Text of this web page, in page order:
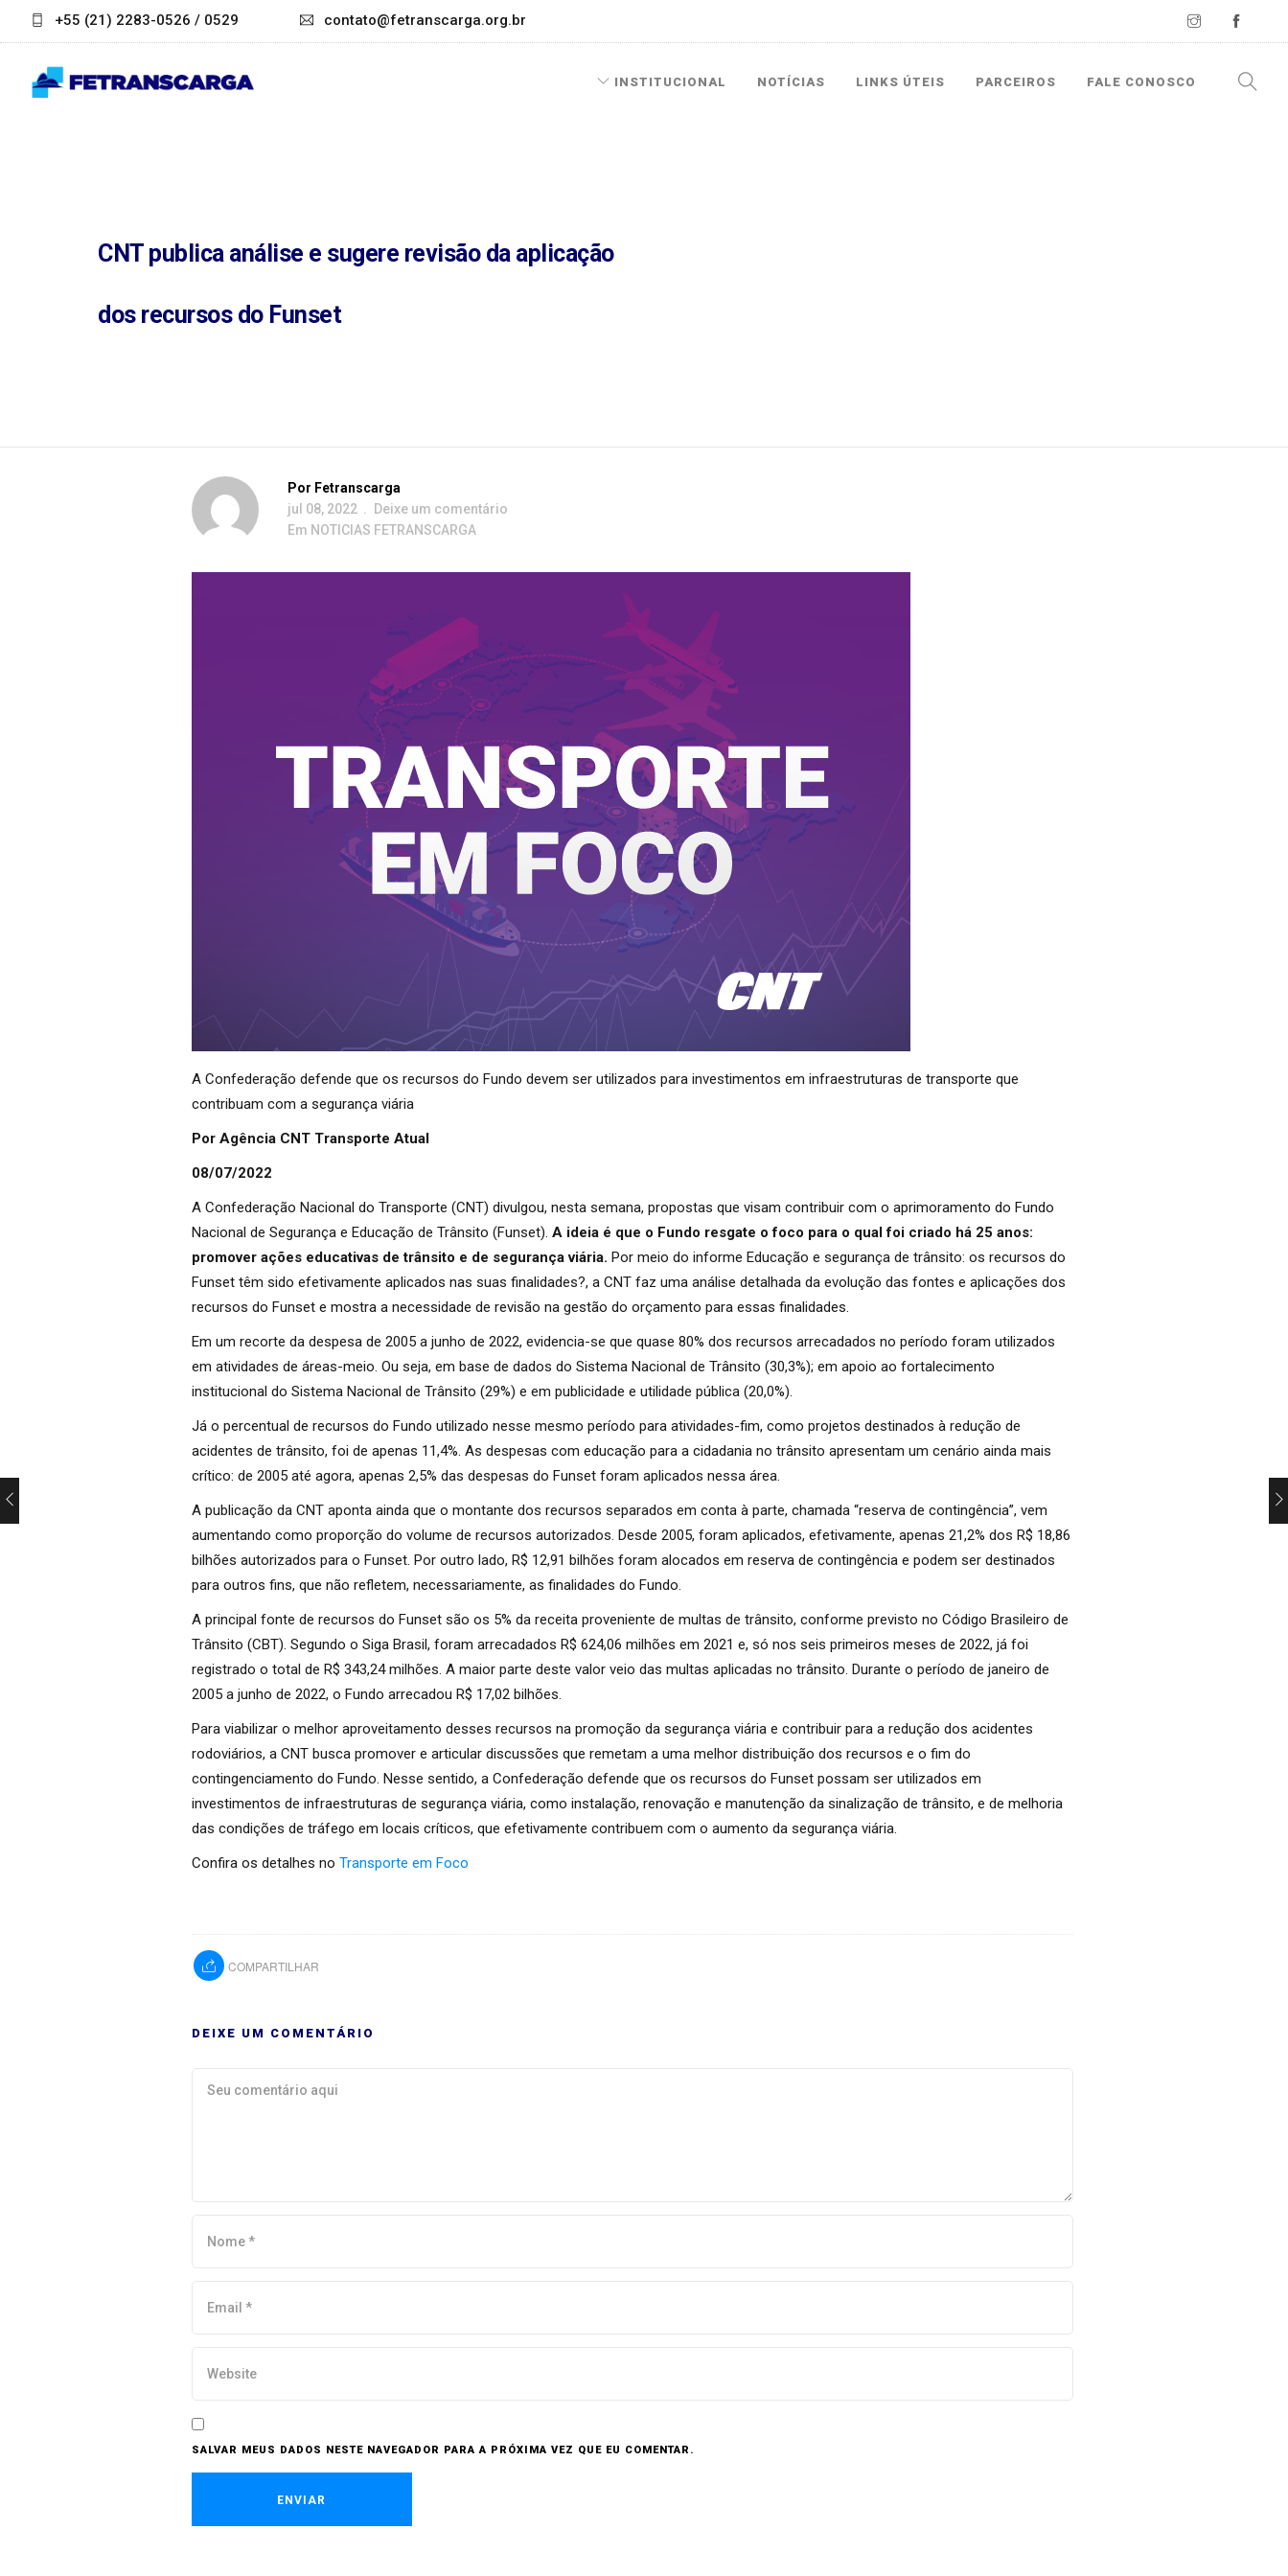
+55 (21) 2283-0526 / 0529 contato@fetranscarga.org.br
INSTITUCIONAL NOTÍCIAS LINKS ÚTEIS PARCEIROS FALE CONOSCO
CNT publica análise e sugere revisão da aplicação
dos recursos do Funset
Por Fetranscarga
jul 08, 2022
Deixe um comentário
Em NOTICIAS FETRANSCARGA
A Confederação defende que os recursos do Fundo devem ser utilizados para investimentos em infraestruturas de transporte que
contribuam com a segurança viária
Por Agência CNT Transporte Atual
08/07/2022
A Confederação Nacional do Transporte (CNT) divulgou, nesta semana, propostas que visam contribuir com o aprimoramento do Fundo
Nacional de Segurança e Educação de Trânsito (Funset). A ideia é que o Fundo resgate o foco para o qual foi criado há 25 anos:
promover ações educativas de trânsito e de segurança viária. Por meio do informe Educação e segurança de trânsito: os recursos do
Funset têm sido efetivamente aplicados nas suas finalidades?, a CNT faz uma análise detalhada da evolução das fontes e aplicações dos
recursos do Funset e mostra a necessidade de revisão na gestão do orçamento para essas finalidades.
Em um recorte da despesa de 2005 a junho de 2022, evidencia-se que quase 80% dos recursos arrecadados no período foram utilizados
em atividades de áreas-meio. Ou seja, em base de dados do Sistema Nacional de Trânsito (30,3%); em apoio ao fortalecimento
institucional do Sistema Nacional de Trânsito (29%) e em publicidade e utilidade pública (20,0%).
Já o percentual de recursos do Fundo utilizado nesse mesmo período para atividades-fim, como projetos destinados à redução de
acidentes de trânsito, foi de apenas 11,4%. As despesas com educação para a cidadania no trânsito apresentam um cenário ainda mais
crítico: de 2005 até agora, apenas 2,5% das despesas do Funset foram aplicados nessa área.
A publicação da CNT aponta ainda que o montante dos recursos separados em conta à parte, chamada “reserva de contingência”, vem
aumentando como proporção do volume de recursos autorizados. Desde 2005, foram aplicados, efetivamente, apenas 21,2% dos R$ 18,86
bilhões autorizados para o Funset. Por outro lado, R$ 12,91 bilhões foram alocados em reserva de contingência e podem ser destinados
para outros fins, que não refletem, necessariamente, as finalidades do Fundo.
A principal fonte de recursos do Funset são os 5% da receita proveniente de multas de trânsito, conforme previsto no Código Brasileiro de
Trânsito (CBT). Segundo o Siga Brasil, foram arrecadados R$ 624,06 milhões em 2021 e, só nos seis primeiros meses de 2022, já foi
registrado o total de R$ 343,24 milhões. A maior parte deste valor veio das multas aplicadas no trânsito. Durante o período de janeiro de
2005 a junho de 2022, o Fundo arrecadou R$ 17,02 bilhões.
Para viabilizar o melhor aproveitamento desses recursos na promoção da segurança viária e contribuir para a redução dos acidentes
rodoviários, a CNT busca promover e articular discussões que remetam a uma melhor distribuição dos recursos e o fim do
contingenciamento do Fundo. Nesse sentido, a Confederação defende que os recursos do Funset possam ser utilizados em
investimentos de infraestruturas de segurança viária, como instalação, renovação e manutenção da sinalização de trânsito, e de melhoria
das condições de tráfego em locais críticos, que efetivamente contribuem com o aumento da segurança viária.
Confira os detalhes no Transporte em Foco
COMPARTILHAR
DEIXE UM COMENTÁRIO
SALVAR MEUS DADOS NESTE NAVEGADOR PARA A PRÓXIMA VEZ QUE EU COMENTAR.